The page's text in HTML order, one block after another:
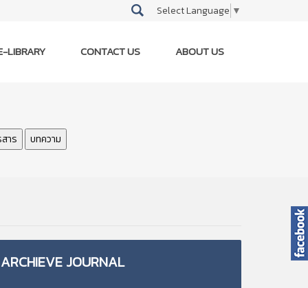
Select Language ▼
LIBRARY CONTACT US ABOUT US
าร บทความ
ARCHIEVE JOURNAL